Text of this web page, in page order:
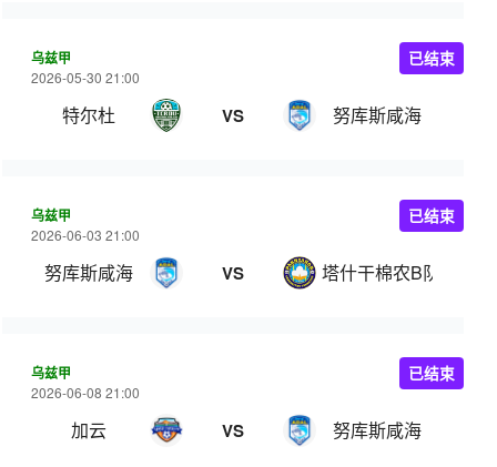
乌兹甲
2026-05-30 21:00
特尔杜 VS 努库斯咸海
已结束
乌兹甲
2026-06-03 21:00
努库斯咸海 VS 塔什干棉农B队
已结束
乌兹甲
2026-06-08 21:00
加云 VS 努库斯咸海
已结束